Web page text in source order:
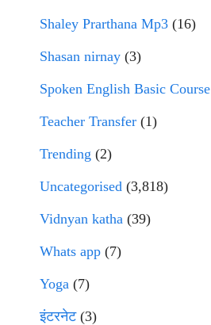
Shaley Prarthana Mp3 (16)
Shasan nirnay (3)
Spoken English Basic Course
Teacher Transfer (1)
Trending (2)
Uncategorised (3,818)
Vidnyan katha (39)
Whats app (7)
Yoga (7)
इंटरनेट(3)